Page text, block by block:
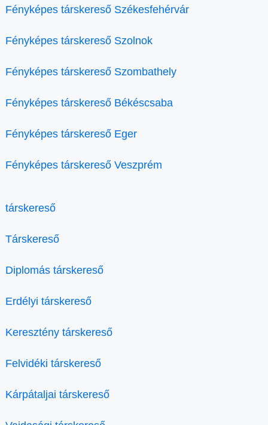
Fényképes társkereső Székesfehérvár
Fényképes társkereső Szolnok
Fényképes társkereső Szombathely
Fényképes társkereső Békéscsaba
Fényképes társkereső Eger
Fényképes társkereső Veszprém
társkereső
Társkereső
Diplomás társkereső
Erdélyi társkereső
Keresztény társkereső
Felvidéki társkereső
Kárpátaljai társkereső